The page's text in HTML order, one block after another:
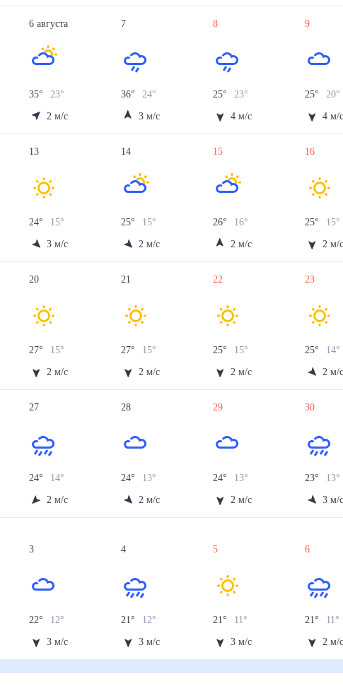
6 августа
35° 23°
2 м/с
7
36° 24
3 м/с
8
25° 23°
4 м/с
9
25° 20
4 м/
13
24° 15°
3 м/с
14
25° 15°
2 м/с
15
26° 16°
2 м/с
16
25° 15°
2 м/
20
27° 15°
2 м/с
21
27° 15°
2 м/с
22
25° 15°
2 м/с
23
25° 14°
2 м/
27
24° 14°
2 м/с
28
24° 13°
2 м/с
29
24° 13°
2 м/с
30
23° 13°
3 м/
3
22° 12°
3 м/с
4
21° 12°
3 м/с
5
21° 11°
3 м/с
6
21° 11°
2 м/